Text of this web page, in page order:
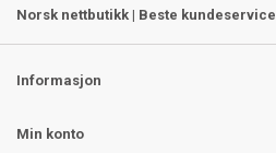
Norsk nettbutikk | Beste kundeservice
Informasjon
Min konto